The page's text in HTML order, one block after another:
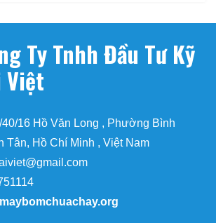
Ty Tnhh Đầu Tư Kỹ
Việt
40/16 Hồ Văn Long , Phường Bình
Tân, Hồ Chí Minh , Việt Nam